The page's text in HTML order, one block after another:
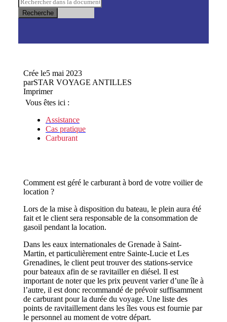
Recherche
Crée le5 mai 2023
parSTAR VOYAGE ANTILLES
Imprimer
Vous êtes ici :
Assistance
Cas pratique
Carburant
Comment est géré le carburant à bord de votre voilier de
location ?
Lors de la mise à disposition du bateau, le plein aura été
fait et le client sera responsable de la consommation de
gasoil pendant la location.
Dans les eaux internationales de Grenade à Saint-
Martin, et particulièrement entre Sainte-Lucie et Les
Grenadines, le client peut trouver des stations-service
pour bateaux afin de se ravitailler en diésel. Il est
important de noter que les prix peuvent varier d’une île à
l’autre, il est donc recommandé de prévoir suffisamment
de carburant pour la durée du voyage. Une liste des
points de ravitaillement dans les îles vous est fournie par
le personnel au moment de votre départ.